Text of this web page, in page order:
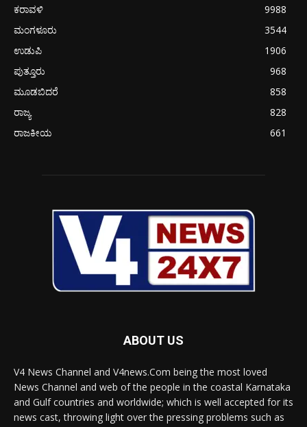
ಕರಾವಳಿ
9988
ಮಂಗಳೂರು
3544
ಉಡುಪಿ
1906
ಪುತ್ತೂರು
968
ಮೂಡಬಿದರೆ
858
ರಾಜ್ಯ
828
ರಾಜಕೀಯ
661
ABOUT US
V4 News Channel and V4news.Com being the most loved
News Channel and web of the people in the coastal Karnataka
and Gulf countries and worldwide; which is well accepted for its
news cast, throwing light over the pressing problems such as